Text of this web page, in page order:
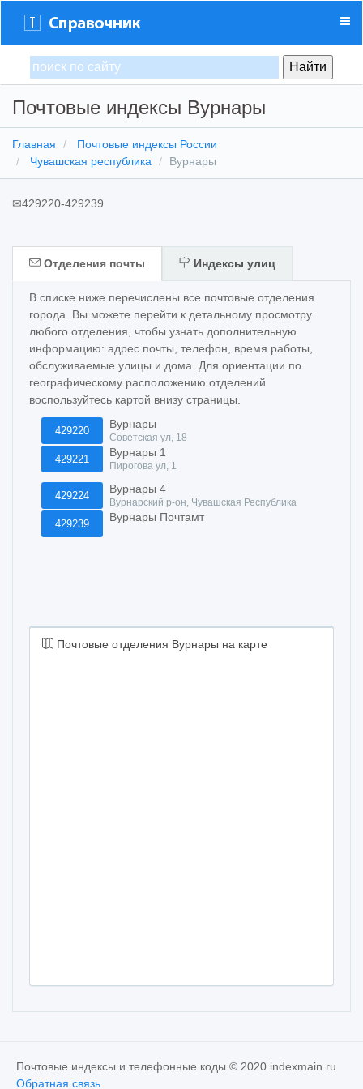
Почтовые индексы Вурнары
Главная
Почтовые индексы России
Чувашская республика
Вурнары
✉429220-429239
Отделения почты Индексы улиц
В списке ниже перечислены все почтовые отделения
города. Вы можете перейти к детальному просмотру
любого отделения, чтобы узнать дополнительную
информацию: адрес почты, телефон, время работы,
обслуживаемые улицы и дома. Для ориентации по
географическому расположению отделений
воспользуйтесь картой внизу страницы.
429220
Вурнары
Советская ул, 18
429221
Вурнары 1
Пирогова ул, 1
429224
Вурнары 4
Вурнарский р-он, Чувашская Республика
429239
Вурнары Почтамт
Почтовые отделения Вурнары на карте
Почтовые индексы и телефонные коды © 2020 indexmain.ru
Обратная связь